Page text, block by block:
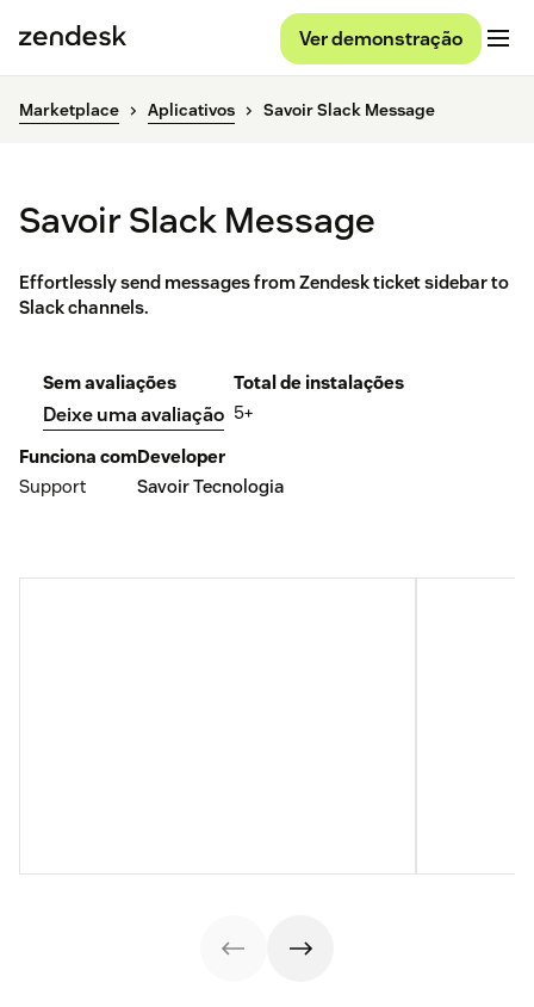
Ver demonstração
Marketplace Aplicativos Savoir Slack Message
Savoir Slack Message
Effortlessly send messages from Zendesk ticket sidebar to
Slack channels.
Sem avaliações
Deixe uma avaliação
Total de instalações
5+
Funciona com
Support
Developer
Savoir Tecnologia